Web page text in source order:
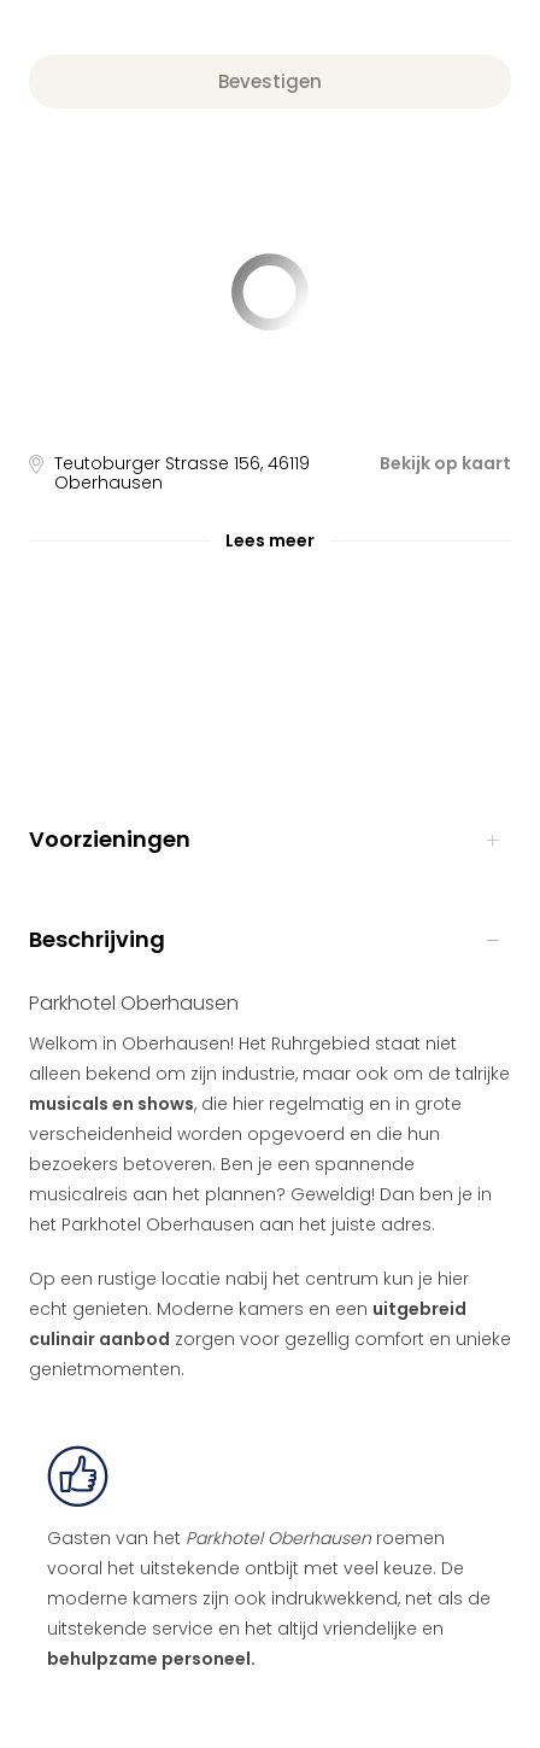
Bevestigen
Teutoburger Strasse 156, 46119
Oberhausen
Bekijk op kaart
Lees meer
Voorzieningen
Beschrijving
Parkhotel Oberhausen
Welkom in Oberhausen! Het Ruhrgebied staat niet
alleen bekend om zijn industrie, maar ook om de talrijke
musicals en shows, die hier regelmatig en in grote
verscheidenheid worden opgevoerd en die hun
bezoekers betoveren. Ben je een spannende
musicalreis aan het plannen? Geweldig! Dan ben je in
het Parkhotel Oberhausen aan het juiste adres.
Op een rustige locatie nabij het centrum kun je hier
echt genieten. Moderne kamers en een uitgebreid
culinair aanbod zorgen voor gezellig comfort en unieke
genietmomenten.
Gasten van het Parkhotel Oberhausen roemen
vooral het uitstekende ontbijt met veel keuze. De
moderne kamers zijn ook indrukwekkend, net als de
uitstekende service en het altijd vriendelijke en
behulpzame personeel.